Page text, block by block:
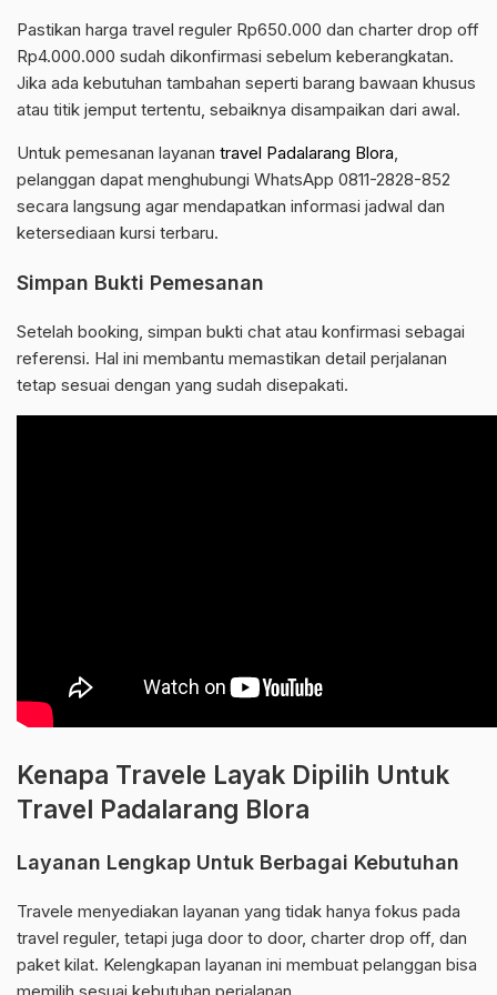
Pastikan harga travel reguler Rp650.000 dan charter drop off
Rp4.000.000 sudah dikonfirmasi sebelum keberangkatan.
Jika ada kebutuhan tambahan seperti barang bawaan khusus
atau titik jemput tertentu, sebaiknya disampaikan dari awal.
Untuk pemesanan layanan travel Padalarang Blora,
pelanggan dapat menghubungi WhatsApp 0811-2828-852
secara langsung agar mendapatkan informasi jadwal dan
ketersediaan kursi terbaru.
Simpan Bukti Pemesanan
Setelah booking, simpan bukti chat atau konfirmasi sebagai
referensi. Hal ini membantu memastikan detail perjalanan
tetap sesuai dengan yang sudah disepakati.
Kenapa Travele Layak Dipilih Untuk
Travel Padalarang Blora
Layanan Lengkap Untuk Berbagai Kebutuhan
Travele menyediakan layanan yang tidak hanya fokus pada
travel reguler, tetapi juga door to door, charter drop off, dan
paket kilat. Kelengkapan layanan ini membuat pelanggan bisa